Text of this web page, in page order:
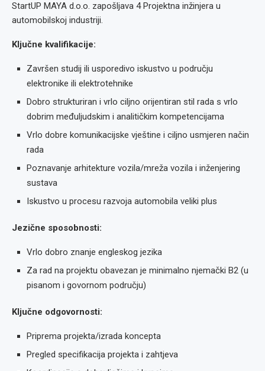
StartUP MAYA d.o.o. zapošljava 4 Projektna inžinjera u
automobilskoj industriji.
Ključne kvalifikacije:
Završen studij ili usporedivo iskustvo u području
elektronike ili elektrotehnike
Dobro strukturiran i vrlo ciljno orijentiran stil rada s vrlo
dobrim međuljudskim i analitičkim kompetencijama
Vrlo dobre komunikacijske vještine i ciljno usmjeren način
rada
Poznavanje arhitekture vozila/mreža vozila i inženjering
sustava
Iskustvo u procesu razvoja automobila veliki plus
Jezične sposobnosti:
Vrlo dobro znanje engleskog jezika
Za rad na projektu obavezan je minimalno njemački B2 (u
pisanom i govornom području)
Ključne odgovornosti:
Priprema projekta/izrada koncepta
Pregled specifikacija projekta i zahtjeva